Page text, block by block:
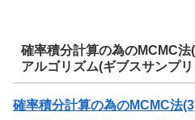
確率積分計算の為のMCMC
アルゴリズム(ギブスサンプ
確率積分計算の為のMCMC法